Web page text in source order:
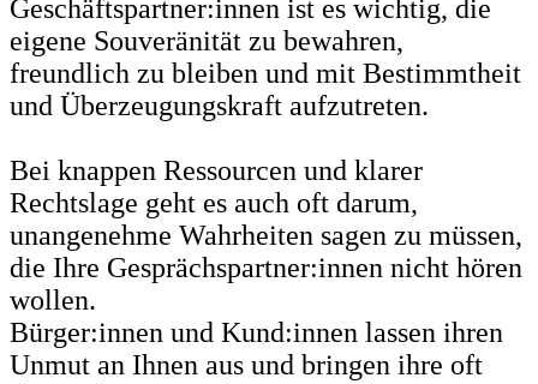
Geschäftspartner:innen ist es wichtig, die
eigene Souveränität zu bewahren,
freundlich zu bleiben und mit Bestimmtheit
und Überzeugungskraft aufzutreten.
Bei knappen Ressourcen und klarer
Rechtslage geht es auch oft darum,
unangenehme Wahrheiten sagen zu müssen,
die Ihre Gesprächspartner:innen nicht hören
wollen.
Bürger:innen und Kund:innen lassen ihren
Unmut an Ihnen aus und bringen ihre oft